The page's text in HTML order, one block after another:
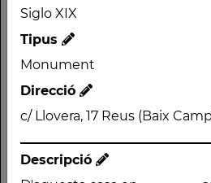
Siglo XIX
Tipus
Monument
Direcció
c/ Llovera, 17 Reus (Baix
Descripció
QUEROL
Autor
P. Caselles /
Període
Siglo XIX
Tipus